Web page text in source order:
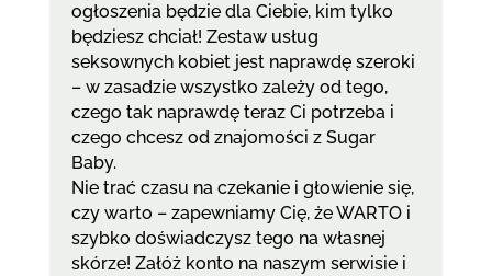
ogłoszenia będzie dla Ciebie, kim tylko
będziesz chciał! Zestaw usług
seksownych kobiet jest naprawdę szeroki
– w zasadzie wszystko zależy od tego,
czego tak naprawdę teraz Ci potrzeba i
czego chcesz od znajomości z Sugar
Baby.
Nie trać czasu na czekanie i głowienie się,
czy warto – zapewniamy Cię, że WARTO i
szybko doświadczysz tego na własnej
skórze! Załóż konto na naszym serwisie i